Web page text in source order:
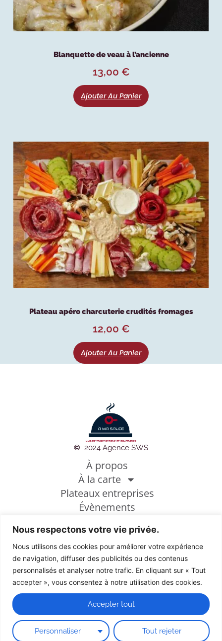
Nous respectons votre vie privée.
Nous utilisons des cookies pour améliorer votre expérience
de navigation, diffuser des publicités ou des contenus
personnalisés et analyser notre trafic. En cliquant sur « Tout
accepter », vous consentez à notre utilisation des cookies.
Personnaliser Tout rejeter
Accepter tout
Blanquette de veau à l’ancienne
13,00 €
Ajouter Au Panier
Plateau apéro charcuterie crudités fromages
12,00 €
Ajouter Au Panier
À propos
À la carte
Plateaux entreprises
Évènements
Conditions générales de vente
Mentions légales
Politique de cookies
© 2024 Agence SWS
Découvrez de nouvelles saveurs